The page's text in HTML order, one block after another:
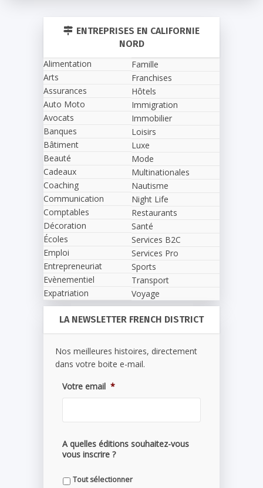
ENTREPRISES EN CALIFORNIE
NORD
Alimentation
Arts
Assurances
Auto Moto
Avocats
Banques
Bâtiment
Beauté
Cadeaux
Coaching
Communication
Comptables
Décoration
Écoles
Emploi
Entrepreneuriat
Evènementiel
Expatriation
Famille
Franchises
Hôtels
Immigration
Immobilier
Loisirs
Luxe
Mode
Multinationales
Nautisme
Night Life
Restaurants
Santé
Services B2C
Services Pro
Sports
Transport
Voyage
LA NEWSLETTER FRENCH DISTRICT
Nos meilleures histoires, directement
dans votre boite e-mail.
Votre email *
A quelles éditions souhaitez-vous
vous inscrire ?
Tout sélectionner